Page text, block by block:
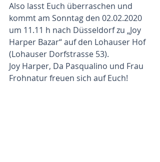
Also lasst Euch überraschen und
kommt am Sonntag den 02.02.2020
um 11.11 h nach Düsseldorf zu „Joy
Harper Bazar“ auf den Lohauser Hof
(Lohauser Dorfstrasse 53).
Joy Harper, Da Pasqualino und Frau
Frohnatur freuen sich auf Euch!